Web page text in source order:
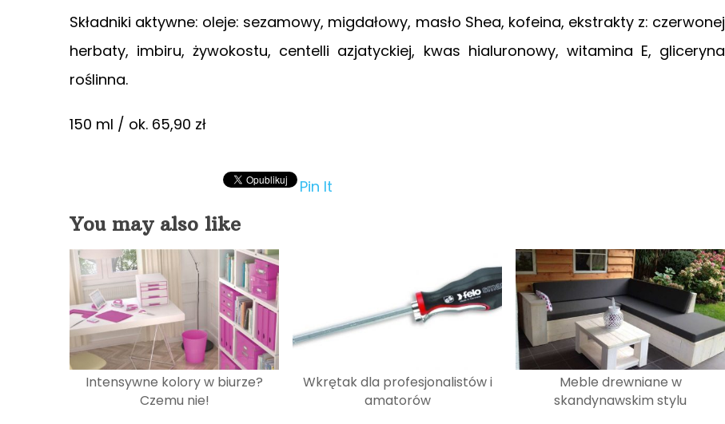
Składniki aktywne: oleje: sezamowy, migdałowy, masło Shea, kofeina, ekstrakty z: czerwonej
herbaty, imbiru, żywokostu, centelli azjatyckiej, kwas hialuronowy, witamina E, gliceryna
roślinna.
150 ml / ok. 65,90 zł
Pin It
You may also like
Intensywne kolory w biurze?
Czemu nie!
Wkrętak dla profesjonalistów i
amatorów
Meble drewniane w
skandynawskim stylu